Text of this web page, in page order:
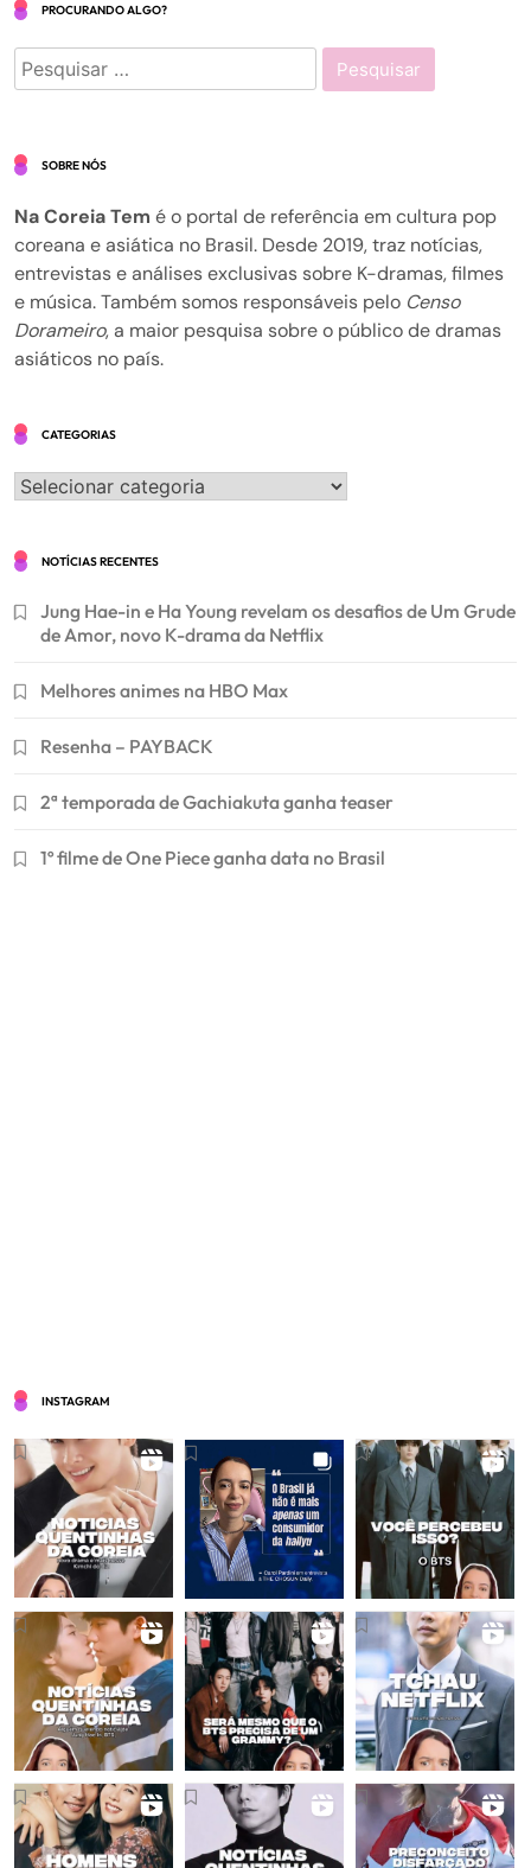
PROCURANDO ALGO?
Pesquisar
por:
SOBRE NÓS
Na Coreia Tem é o portal de referência em cultura pop
coreana e asiática no Brasil. Desde 2019, traz notícias,
entrevistas e análises exclusivas sobre K-dramas, filmes
e música. Também somos responsáveis pelo Censo
Dorameiro, a maior pesquisa sobre o público de dramas
asiáticos no país.
CATEGORIAS
Categorias
NOTÍCIAS RECENTES
Jung Hae-in e Ha Young revelam os desafios de Um Grude
de Amor, novo K-drama da Netflix
Melhores animes na HBO Max
Resenha – PAYBACK
2ª temporada de Gachiakuta ganha teaser
1º filme de One Piece ganha data no Brasil
INSTAGRAM